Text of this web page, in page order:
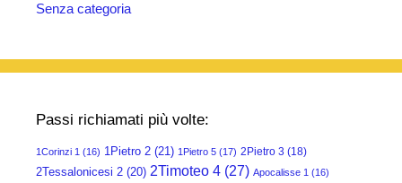
Senza categoria
Passi richiamati più volte:
1Corinzi 1 (16) 1Pietro 2 (21) 1Pietro 5 (17) 2Pietro 3 (18)
2Tessalonicesi 2 (20) 2Timoteo 4 (27) Apocalisse 1 (16)